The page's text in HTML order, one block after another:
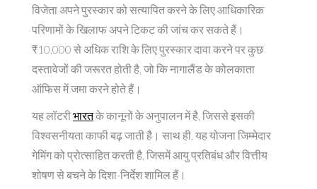
विजेता अपने पुरस्कार को सत्यापित करने के लिए आधिकारिक
परिणामों के खिलाफ अपने टिकट की जांच कर सकते हैं।
₹10,000 से अधिक राशि के लिए पुरस्कार दावा करने पर कुछ
दस्तावेजों की जरूरत होती है, जो कि नागालैंड के कोलकाता
ऑफिस में जमा करने होते हैं।
यह लॉटरीभारतके कानूनों के अनुपालन में है, जिससे इसकी
विश्वसनीयता काफी बढ़ जाती है। साथ ही, यह योजना जिम्मेदार
गेमिंग को प्रोत्साहित करती है, जिसमें आयु प्रतिबंध और वित्तीय
शोषण से बचने के दिशा-निर्देश शामिल हैं।